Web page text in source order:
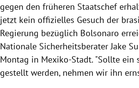
gegen den früheren Staatschef
jetzt kein offizielles Gesuch der
Regierung bezüglich Bolsonaro
Nationale Sicherheitsberater Jake
Montag in Mexiko-Stadt. "Sollte ein
gestellt werden, nehmen wir ihn